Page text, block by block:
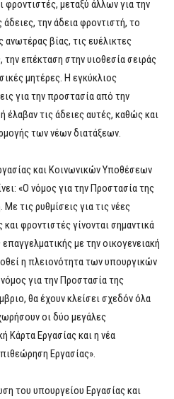
μεταξύ άλλων για την
την άδεια φροντιστή, το
βίας, τις ευέλικτες
την επέκταση στην υιοθεσία σειράς
μητέρες. Η εγκύκλιος
για την προστασία από την
τις άδειες αυτές, καθώς και
των νέων διατάξεων.
και Κοινωνικών Υποθέσεων
«Ο νόμος για την Προστασία της
τις ρυθμίσεις για τις νέες
φροντιστές γίνονται σημαντικά
με την οικογενειακή
η πλειονότητα των υπουργικών
για την Προστασία της
θα έχουν κλείσει σχεδόν όλα
οι δύο μεγάλες
Κάρτα Εργασίας και η νέα
Εργασίας».
του υπουργείου Εργασίας και